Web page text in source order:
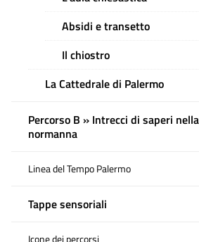
Absidi e transetto
Il chiostro
La Cattedrale di Palermo
Percorso B » Intrecci di saperi
normanna
Linea del Tempo Palermo
Tappe sensoriali